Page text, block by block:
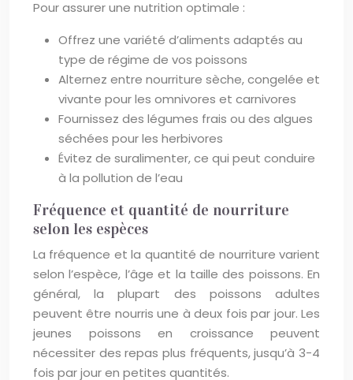
Pour assurer une nutrition optimale :
Offrez une variété d’aliments adaptés au
type de régime de vos poissons
Alternez entre nourriture sèche, congelée et
vivante pour les omnivores et carnivores
Fournissez des légumes frais ou des algues
séchées pour les herbivores
Évitez de suralimenter, ce qui peut conduire
à la pollution de l’eau
Fréquence et quantité de nourriture
selon les espèces
La fréquence et la quantité de nourriture varient
selon l’espèce, l’âge et la taille des poissons. En
général, la plupart des poissons adultes
peuvent être nourris une à deux fois par jour. Les
jeunes poissons en croissance peuvent
nécessiter des repas plus fréquents, jusqu’à 3-4
fois par jour en petites quantités.